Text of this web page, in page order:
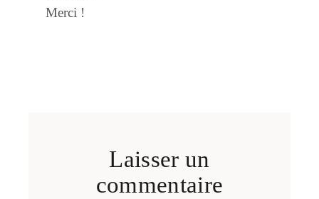
Merci !
Laisser un
commentaire